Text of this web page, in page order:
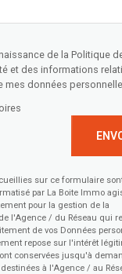
de la Politique
et des informations
mes données
sur ce formulaire
par La Boite Immo
pour la gestion de la
l'Agence / du Réseau qui
de vos Données
repose sur l'intérêt
conservées jusqu'à
à l'Agence / au